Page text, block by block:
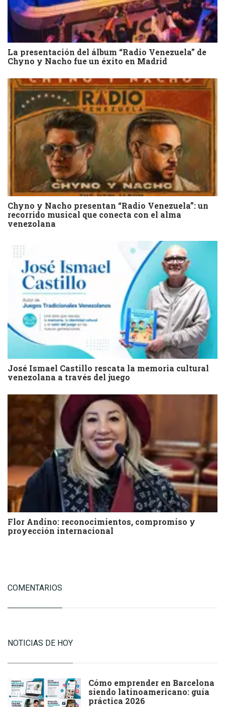
La presentación del álbum “Radio Venezuela” de
Chyno y Nacho fue un éxito en Madrid
Chyno y Nacho presentan “Radio Venezuela”: un
recorrido musical que conecta con el alma
venezolana
José Ismael Castillo rescata la memoria cultural
venezolana a través del juego
Flor Andino: reconocimientos, compromiso y
proyección internacional
COMENTARIOS
NOTICIAS DE HOY
Cómo emprender en Barcelona
siendo latinoamericano: guía
práctica 2026